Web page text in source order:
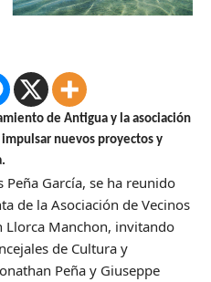
de Antigua y la asociación
nuevos proyectos y
García, se ha reunido
de la Asociación de Vecinos
Llorca Manchon, invitando
de Cultura y
Peña y Giuseppe